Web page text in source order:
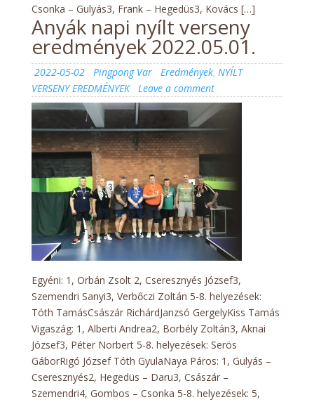
Csonka – Gulyás3, Frank – Hegedüs3, Kovács […]
Anyák napi nyílt verseny
eredmények 2022.05.01.
Posted
on
2022-05-02 Author
Pingpong Var Categories
Eredmények, NYÍLT
VERSENY EREDMÉNYEK
Leave a commenton
Anyák
napi
verseny
2022.05.01.
Egyéni: 1, Orbán Zsolt 2, Cseresznyés József3,
Szemendri Sanyi3, Verbőczi Zoltán 5-8. helyezések:
Tóth TamásCsászár RichárdJanzsó GergelyKiss Tamás
Vigaszág: 1, Alberti Andrea2, Borbély Zoltán3, Aknai
József3, Péter Norbert 5-8. helyezések: Serös
GáborRigó József Tóth GyulaNaya Páros: 1, Gulyás –
Cseresznyés2, Hegedüs – Daru3, Császár –
Szemendri4, Gombos – Csonka 5-8. helyezések: 5,